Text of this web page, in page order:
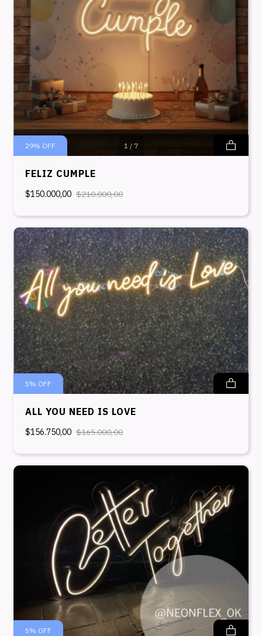
1 / 7
29% OFF
FELIZ CUMPLE
$150.000,00 $210.000,00
5% OFF
ALL YOU NEED IS LOVE
$156.750,00 $165.000,00
5% OFF